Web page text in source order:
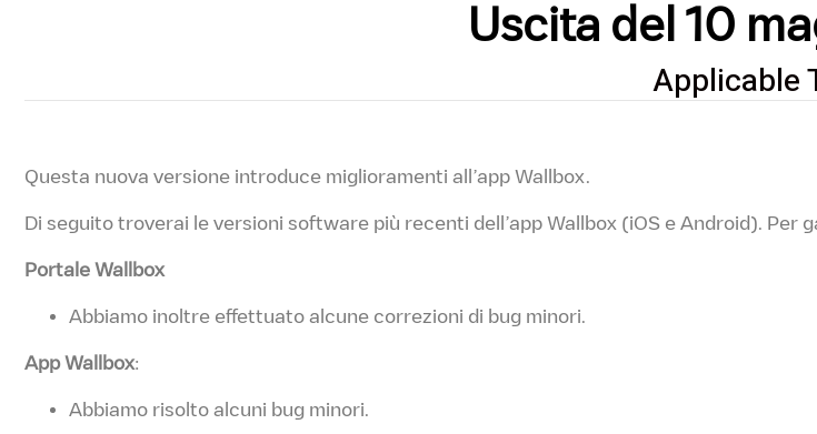
Uscita del 10
Applicable
Questa nuova versione introduce miglioramenti all’app Wallbox.
Di seguito troverai le versioni software più recenti dell’app Wallbox (iOS e Android).
Portale Wallbox
Abbiamo inoltre effettuato alcune correzioni di bug minori.
App Wallbox:
Abbiamo risolto alcuni bug minori.